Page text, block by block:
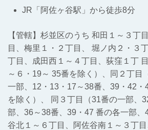
JR「阿佐ヶ谷駅」から徒歩8分
【管轄】杉並区のうち 和田１～３丁
目、梅里１・２丁目、 堀ノ内２・３
丁目、成田西１～４丁目、荻窪１丁
～６・19～ 35番を除く）、同２丁目
一部、12・13・17～38番、39・42・
を除く）、 同３丁目（31番の一部、
部、36～38番、39・47 番の各一部、
谷北１～６丁目、阿佐谷南１～３丁